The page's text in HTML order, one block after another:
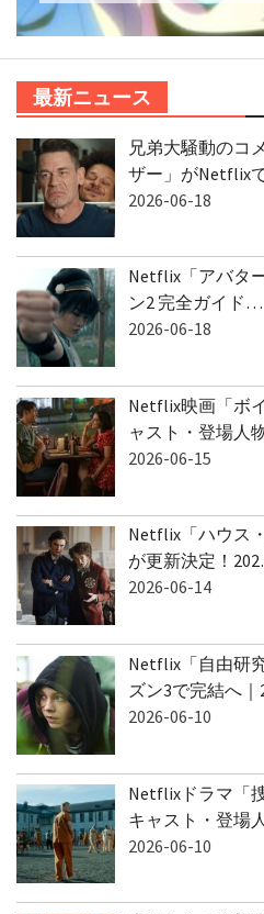
最新ニュース
兄弟大騒動のコ
ザー」がNetflix
2026-06-18
Netflix「アバタ
ン2 完全ガイド…
2026-06-18
Netflix映画「ボ
ャスト・登場人
2026-06-15
Netflix「ハウス
が更新決定！
2026-06-14
Netflix「自由研
ズン3で完結へ
2026-06-10
Netflixドラマ「
キャスト・登場
2026-06-10